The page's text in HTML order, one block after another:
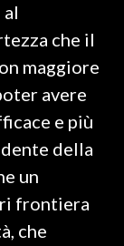
che il
maggiore
avere
e più
della
un
frontiera
che